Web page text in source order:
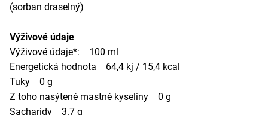
(sorban draselný)
Výživové údaje
Výživové údaje*: 100 ml
Energetická hodnota 64,4 kj / 15,4 kcal
Tuky 0 g
Z toho nasýtené mastné kyseliny 0 g
Sacharidy 3.7 g